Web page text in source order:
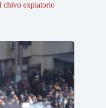
chivo expiatorio